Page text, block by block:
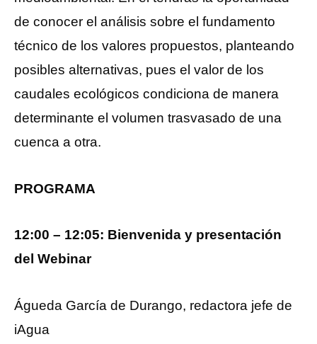
de conocer el análisis sobre el fundamento
técnico de los valores propuestos, planteando
posibles alternativas, pues el valor de los
caudales ecológicos condiciona de manera
determinante el volumen trasvasado de una
cuenca a otra.
PROGRAMA
12:00 – 12:05: Bienvenida y presentación
del Webinar
Águeda García de Durango, redactora jefe de
iAgua